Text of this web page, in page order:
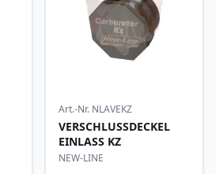
Art.-Nr. NLAVEKZ
VERSCHLUSSDECKEL
EINLASS KZ
NEW-LINE